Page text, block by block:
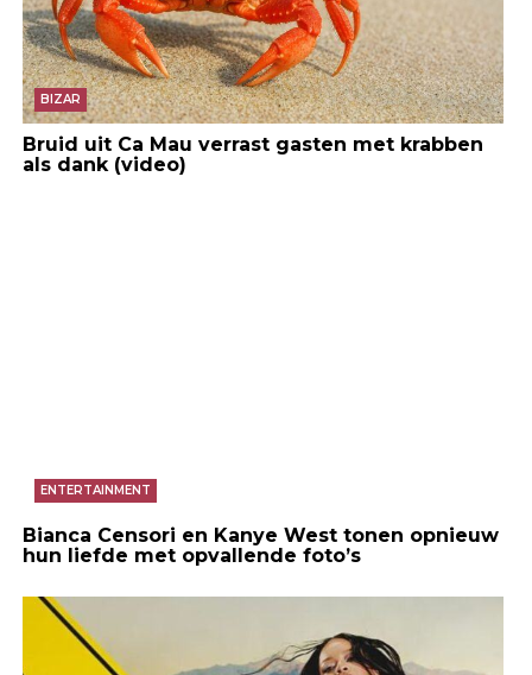
BIZAR
Bruid uit Ca Mau verrast gasten met krabben
als dank (video)
ENTERTAINMENT
Bianca Censori en Kanye West tonen opnieuw
hun liefde met opvallende foto’s